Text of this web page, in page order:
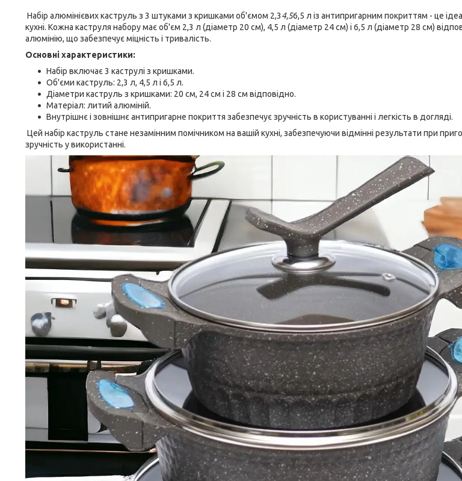
Набір алюмінієвих каструль з 3 штуками з кришками об'ємом 2,34,56,5 л із антипригарним покриттям - це
кухні. Кожна каструля набору має об'єм 2,3 л (діаметр 20 см), 4,5 л (діаметр 24 см) і 6,5 л (діаметр 28 см)
алюмінію, що забезпечує міцність і тривалість.
Основні характеристики:
Набір включає 3 каструлі з кришками.
Об'єми каструль: 2,3 л, 4,5 л і 6,5 л.
Діаметри каструль з кришками: 20 см, 24 см і 28 см відповідно.
Матеріал: литий алюміній.
Внутрішнє і зовнішнє антипригарне покриття забезпечує зручність в користуванні і легкість в догляді.
Цей набір каструль стане незамінним помічником на вашій кухні, забезпечуючи відмінні результати при
зручність у використанні.